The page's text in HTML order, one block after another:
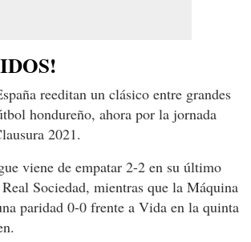
reeditan un clásico entre grandes
hondureño, ahora por la jornada
2021.
viene de empatar 2-2 en su último
Sociedad, mientras que la Máquina
paridad 0-0 frente a Vida en la quinta